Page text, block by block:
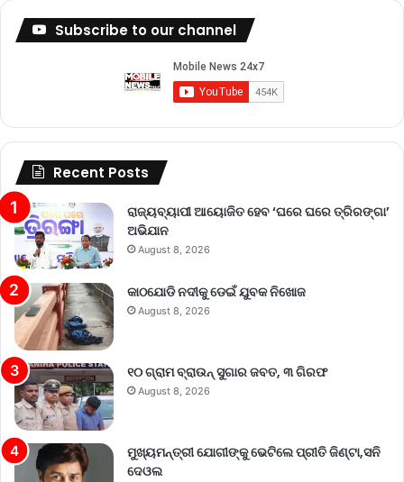
Subscribe to our channel
Recent Posts
ରାଜ୍ୟବ୍ୟାପୀ ଆୟୋଜିତ ହେବ ‘ଘରେ ଘରେ ତ୍ରିରଙ୍ଗା’
ଅଭିଯାନ
August 8, 2026
କାଠଯୋଡି ନଦୀକୁ ଡେଇଁ ଯୁବକ ନିଖୋଜ
August 8, 2026
୧୦ ଗ୍ରାମ ବ୍ରାଉନ୍ ସୁଗାର ଜବତ, ୩ ଗିରଫ
August 8, 2026
ମୁଖ୍ୟମନ୍ତ୍ରୀ ଯୋଗୀଙ୍କୁ ଭେଟିଲେ ପ୍ରୀତି ଜିଣ୍ଟା,ସନି
ଦେଓଲ